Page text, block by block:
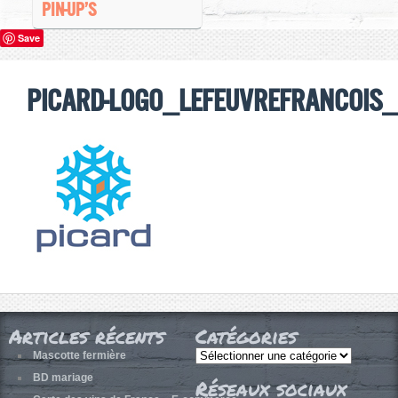
PIN-UP’S
Save
picard-
Articles récents
Mascotte fermière
BD mariage
Catégories
Catégories
Réseaux sociaux